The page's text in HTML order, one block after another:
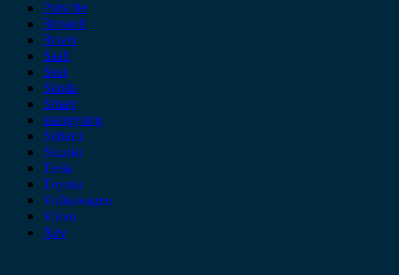
Porsche
Renault
Rover
Saab
Seat
Skoda
Smart
ssangyong
Subaru
Suzuki
Tesla
Toyota
Volkswagen
Volvo
Xev